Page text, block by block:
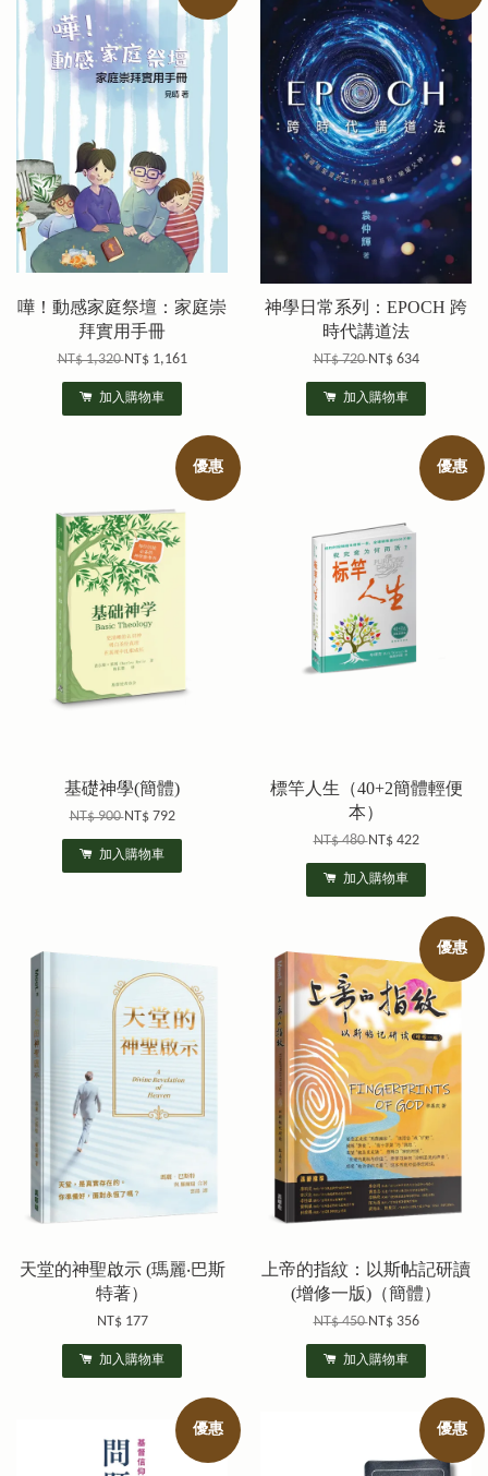
嘩！動感家庭祭壇：家庭崇
拜實用手冊
NT$ 1,320NT$ 1,161
加入購物車
神學日常系列：EPOCH 跨
時代講道法
NT$ 720NT$ 634
加入購物車
優惠
基礎神學(簡體)
NT$ 900NT$ 792
加入購物車
優惠
標竿人生（40+2簡體輕便
本）
NT$ 480NT$ 422
加入購物車
天堂的神聖啟示 (瑪麗‧巴斯
特著）
NT$ 177
加入購物車
優惠
上帝的指紋：以斯帖記研讀
(增修一版)（簡體）
NT$ 450NT$ 356
加入購物車
優惠 優惠